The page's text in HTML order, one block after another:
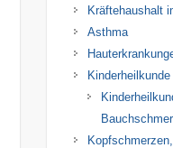
Kräftehaushalt
Asthma
Kinderheilkunde